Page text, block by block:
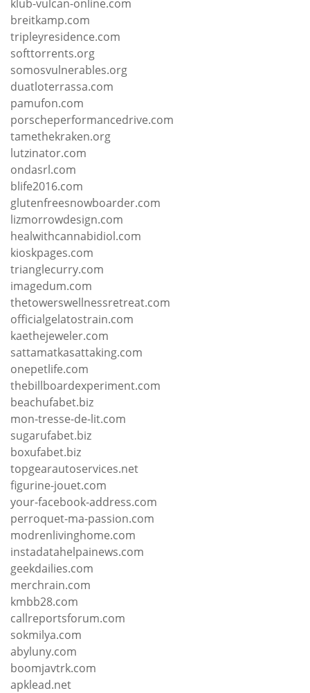
klub-vulcan-online.com
breitkamp.com
tripleyresidence.com
softtorrents.org
somosvulnerables.org
duatloterrassa.com
pamufon.com
porscheperformancedrive.com
tamethekraken.org
lutzinator.com
ondasrl.com
blife2016.com
glutenfreesnowboarder.com
lizmorrowdesign.com
healwithcannabidiol.com
kioskpages.com
trianglecurry.com
imagedum.com
thetowerswellnessretreat.com
officialgelatostrain.com
kaethejeweler.com
sattamatkasattaking.com
onepetlife.com
thebillboardexperiment.com
beachufabet.biz
mon-tresse-de-lit.com
sugarufabet.biz
boxufabet.biz
topgearautoservices.net
figurine-jouet.com
your-facebook-address.com
perroquet-ma-passion.com
modrenlivinghome.com
instadatahelpainews.com
geekdailies.com
merchrain.com
kmbb28.com
callreportsforum.com
sokmilya.com
abyluny.com
boomjavtrk.com
apklead.net